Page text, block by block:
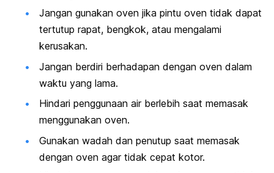
Jangan gunakan oven jika pintu oven tidak dapat
tertutup rapat, bengkok, atau mengalami
kerusakan.
Jangan berdiri berhadapan dengan oven dalam
waktu yang lama.
Hindari penggunaan air berlebih saat memasak
menggunakan oven.
Gunakan wadah dan penutup saat memasak
dengan oven agar tidak cepat kotor.